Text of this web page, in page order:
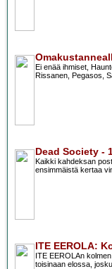
Ei enää ihmiset,
Rissanen, Pegasos,
Dead Society -
Kaikki kahdeksan
ensimmäistä kertaa
ITE EEROLA:
ITE EEROLAn
toisinaan elossa,